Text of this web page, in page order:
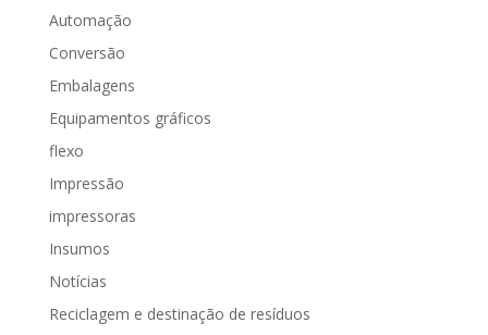
Automação
Conversão
Embalagens
Equipamentos gráficos
flexo
Impressão
impressoras
Insumos
Notícias
Reciclagem e destinação de resíduos